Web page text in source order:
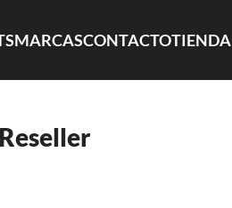
MARCASCONTACTOTIENDA